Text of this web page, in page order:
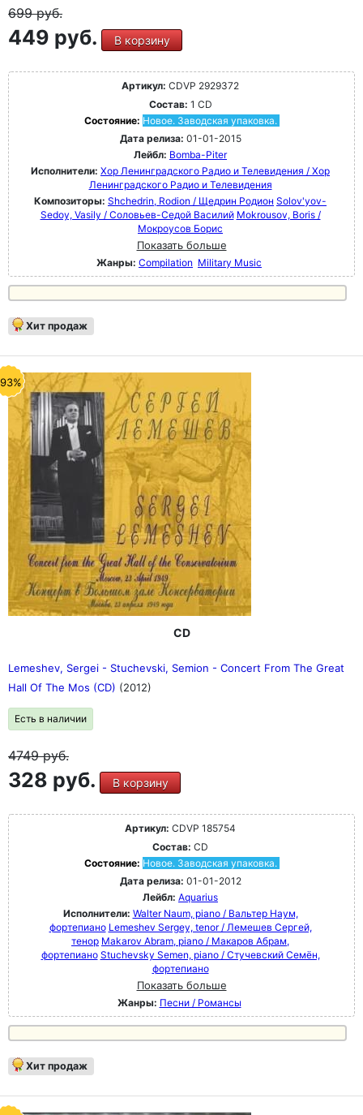
699руб.
449 руб. В корзину
Артикул: CDVP 2929372
Состав: 1 CD
Состояние: Новое. Заводская упаковка.
Дата релиза: 01-01-2015
Лейбл: Bomba-Piter
Исполнители: Хор Ленинградского Радио и Телевидения / Хор
Ленинградского Радио и Телевидения
Композиторы: Shchedrin, Rodion / Щедрин Родион Solov'yov-
Sedoy, Vasily / Соловьев-Седой Василий Mokrousov, Boris /
Мокроусов Борис
Показать больше
Жанры: Compilation Military Music
Хит продаж
CD
Lemeshev, Sergei - Stuchevski, Semion - Concert From The Great
Hall Of The Mos (CD) (2012)
Есть в наличии
4749руб.
328 руб. В корзину
Артикул: CDVP 185754
Состав: CD
Состояние: Новое. Заводская упаковка.
Дата релиза: 01-01-2012
Лейбл: Aquarius
Исполнители: Walter Naum, piano / Вальтер Наум,
фортепиано Lemeshev Sergey, tenor / Лемешев Сергей,
тенор Makarov Abram, piano / Макаров Абрам,
фортепиано Stuchevsky Semen, piano / Стучевский Семён,
фортепиано
Показать больше
Жанры: Песни / Романсы
Хит продаж